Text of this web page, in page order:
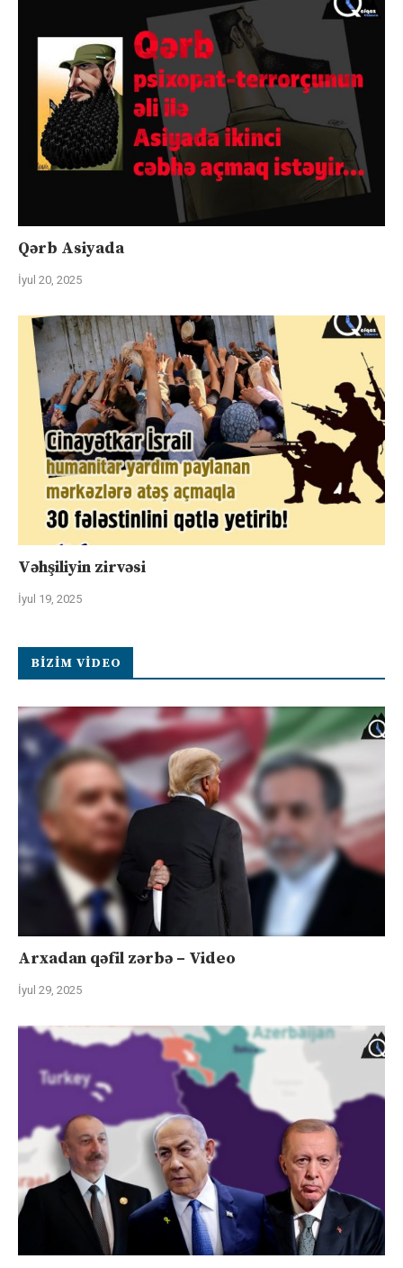
Qərb Asiyada
İyul 20, 2025
Vəhşiliyin zirvəsi
İyul 19, 2025
BIZIM VIDEO
Arxadan qəfil zərbə – Video
İyul 29, 2025